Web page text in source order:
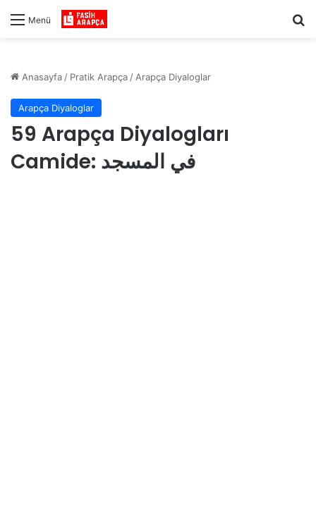
Menü
Anasayfa / Pratik Arapça / Arapça Diyaloglar
Arapça Diyaloglar
59 Arapça Diyalogları
Camide: في المسجد